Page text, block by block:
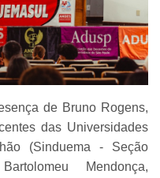
de Bruno Rogens,
das Universidades
(Sinduema - Seção
Mendonça,